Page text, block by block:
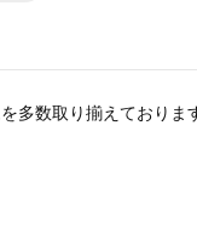
多数取り揃えておりま